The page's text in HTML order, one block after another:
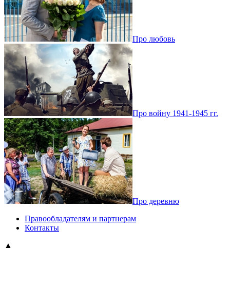
Про любовь
Про войну 1941-1945 гг.
Про деревню
Правообладателям и партнерам
Контакты
▲